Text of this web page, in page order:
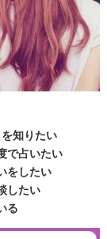
知りたい
で占いたい
をしたい
したい
る